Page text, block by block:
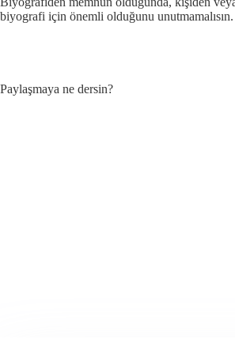
biyografi için önemli olduğunu unutmamalısın.
Paylaşmaya ne dersin?